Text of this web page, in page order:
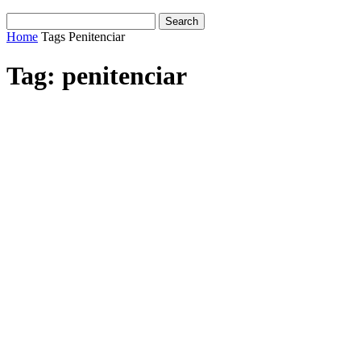
Home Tags Penitenciar
Tag: penitenciar